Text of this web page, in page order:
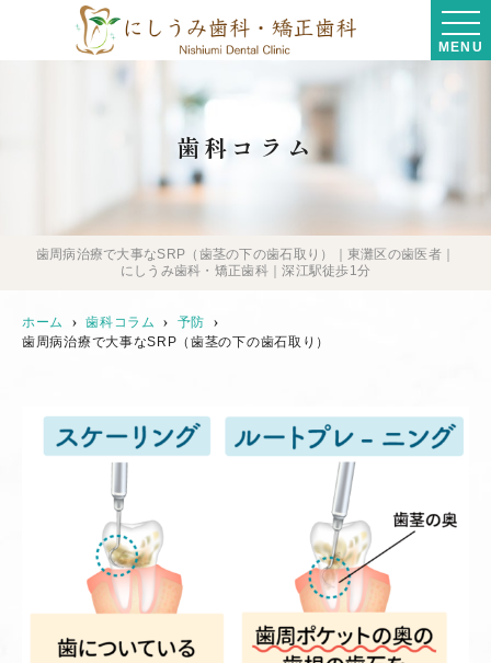
MENU
歯科コラム
歯周病治療で大事なSRP（歯茎の下の歯石取り）｜東灘区の歯医者｜
にしうみ歯科・矯正歯科｜深江駅徒歩1分
ホーム 歯科コラム
予防
歯周病治療で大事なSRP（歯茎の下の歯石取り）